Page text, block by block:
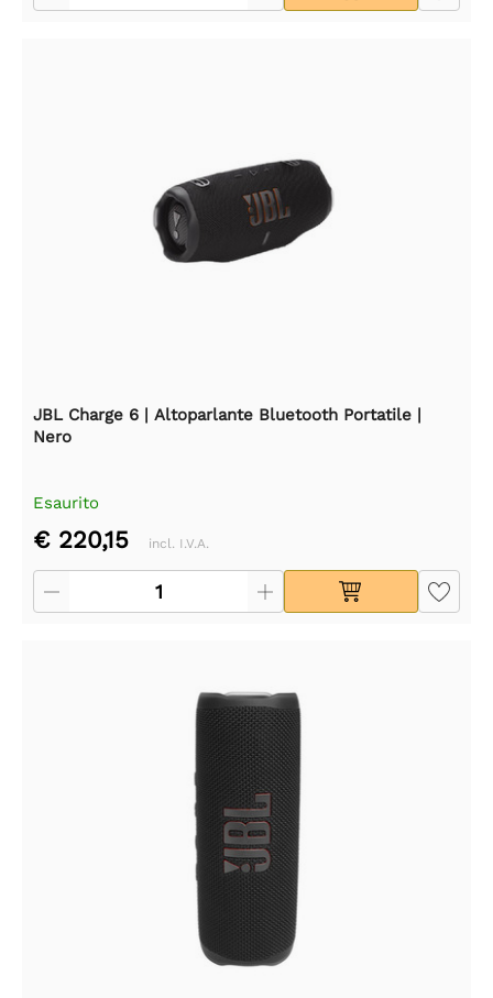
JBL Charge 6 | Altoparlante Bluetooth Portatile |
Nero
Esaurito
€ 220,15 incl. I.V.A.